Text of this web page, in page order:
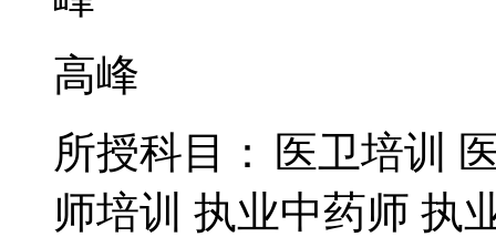
高峰
所授科目：
医卫培训
师培训 执业中药师 执